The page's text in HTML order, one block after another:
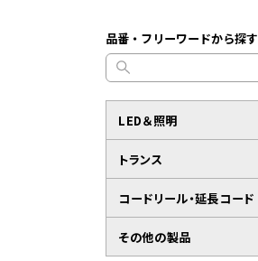
品番・フリーワードから探す
LED＆照明
トランス
コードリール・延長コード
その他の製品